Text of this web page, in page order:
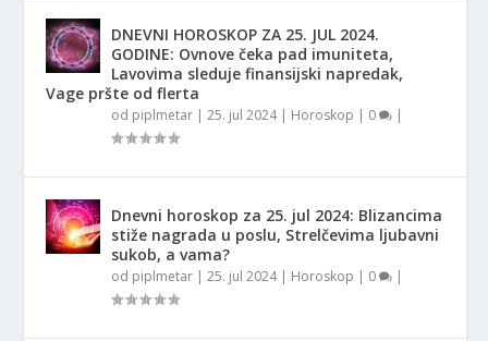
DNEVNI HOROSKOP ZA 25. JUL 2024.
GODINE: Ovnove čeka pad imuniteta,
Lavovima sleduje finansijski napredak,
Vage pršte od flerta
od piplmetar |25. jul 2024| Horoskop | 0 |
Dnevni horoskop za 25. jul 2024: Blizancima
stiže nagrada u poslu, Strelčevima ljubavni
sukob, a vama?
od piplmetar |25. jul 2024| Horoskop | 0 |